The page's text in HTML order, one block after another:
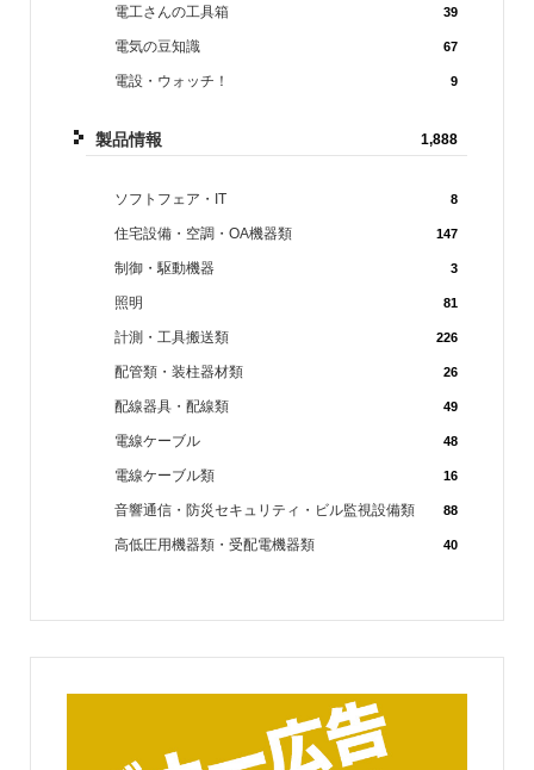
電工さんの工具箱 39
電気の豆知識 67
電設・ウォッチ！ 9
製品情報 1,888
ソフトフェア・IT 8
住宅設備・空調・OA機器類 147
制御・駆動機器 3
照明 81
計測・工具搬送類 226
配管類・装柱器材類 26
配線器具・配線類 49
電線ケーブル 48
電線ケーブル類 16
音響通信・防災セキュリティ・ビル監視設備類 88
高低圧用機器類・受配電機器類 40